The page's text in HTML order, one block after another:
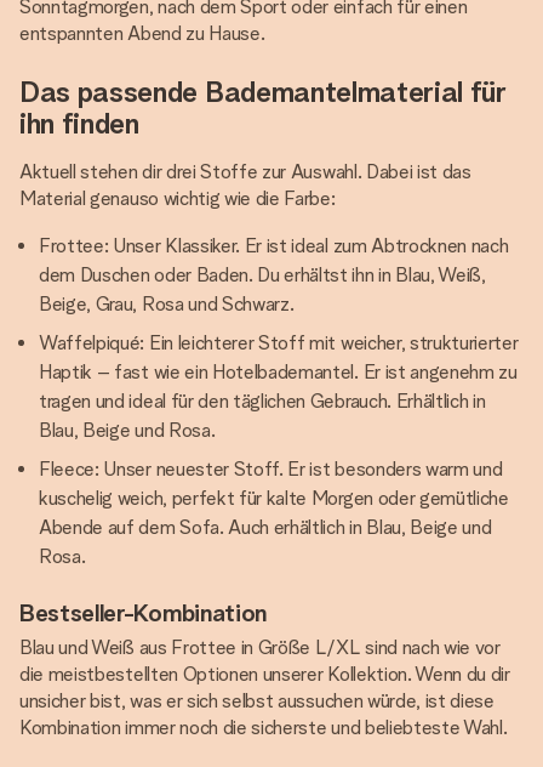
Sonntagmorgen, nach dem Sport oder einfach für einen
entspannten Abend zu Hause.
Das passende Bademantelmaterial für
ihn finden
Aktuell stehen dir drei Stoffe zur Auswahl. Dabei ist das
Material genauso wichtig wie die Farbe:
Frottee: Unser Klassiker. Er ist ideal zum Abtrocknen nach
dem Duschen oder Baden. Du erhältst ihn in Blau, Weiß,
Beige, Grau, Rosa und Schwarz.
Waffelpiqué: Ein leichterer Stoff mit weicher, strukturierter
Haptik – fast wie ein Hotelbademantel. Er ist angenehm zu
tragen und ideal für den täglichen Gebrauch. Erhältlich in
Blau, Beige und Rosa.
Fleece: Unser neuester Stoff. Er ist besonders warm und
kuschelig weich, perfekt für kalte Morgen oder gemütliche
Abende auf dem Sofa. Auch erhältlich in Blau, Beige und
Rosa.
Bestseller-Kombination
Blau und Weiß aus Frottee in Größe L/XL sind nach wie vor
die meistbestellten Optionen unserer Kollektion. Wenn du dir
unsicher bist, was er sich selbst aussuchen würde, ist diese
Kombination immer noch die sicherste und beliebteste Wahl.